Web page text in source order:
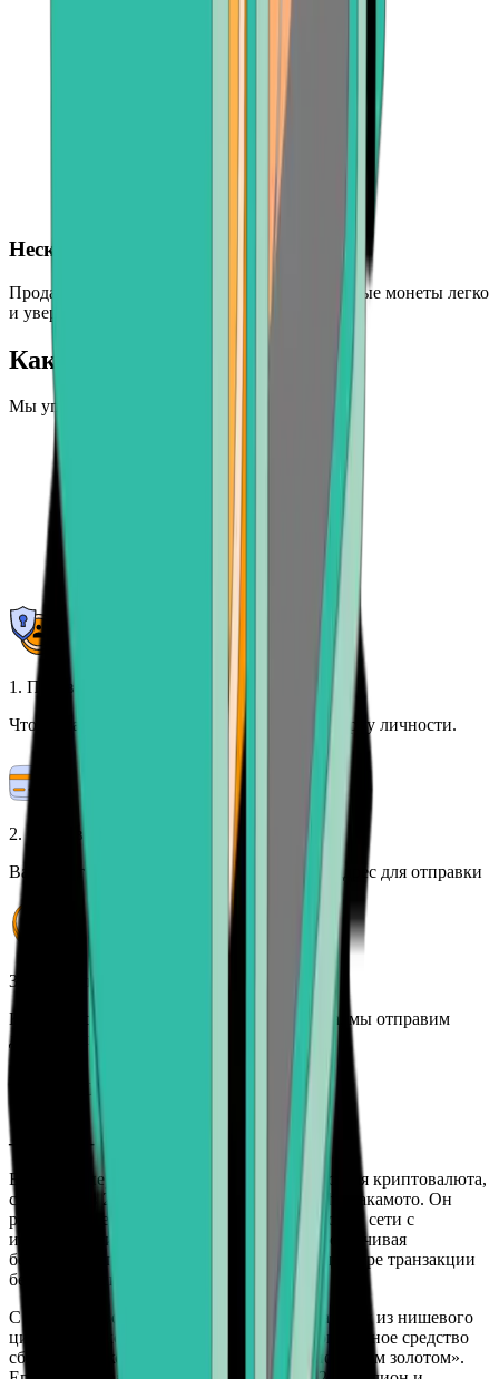
Несколько криптовалют
Продавайте BTC, ETH, BCH и другие основные монеты легко
и уверенно.
Как продать Bitcoin
Мы упрощаем вывод ваших Bitcoin
1. Подтвердите свою личность
Чтобы начать, пройдите однократную проверку личности.
2. Отправьте свой BTC
Вам будет предоставлен криптовалютный адрес для отправки
3. Деньги в вашем банке
Как только транзакция будет подтверждена, мы отправим
деньги на ваш банковский счет.
Что такое Bitcoin?
__ТК0__ (__ТК1__)
Bitcoin — первая и наиболее широко известная криптовалюта,
созданная в 2009 году псевдонимом Satoshi Накамото. Он
работает в децентрализованной одноранговой сети с
использованием технологии блокчейн, обеспечивая
безопасные, прозрачные и устойчивые к цензуре транзакции
без посредников.
С момента своего создания Bitcoin превратился из нишевого
цифрового эксперимента во всемирно признанное средство
сбережения, которое часто называют «цифровым золотом».